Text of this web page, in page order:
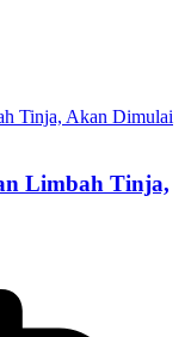
Limbah Tinja,